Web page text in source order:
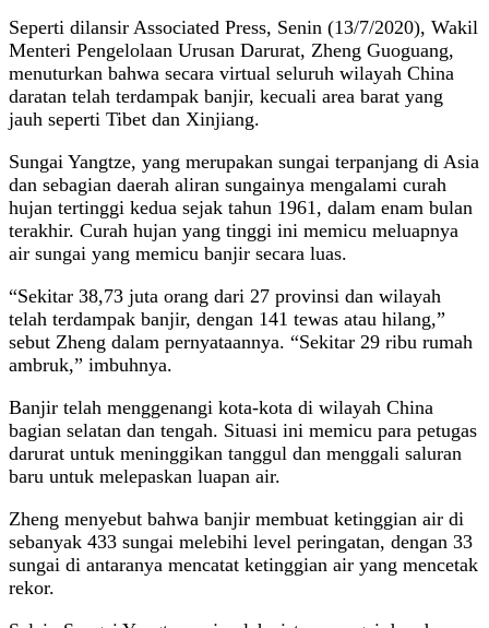
Seperti dilansir Associated Press, Senin (13/7/2020), Wakil
Menteri Pengelolaan Urusan Darurat, Zheng Guoguang,
menuturkan bahwa secara virtual seluruh wilayah China
daratan telah terdampak banjir, kecuali area barat yang
jauh seperti Tibet dan Xinjiang.
Sungai Yangtze, yang merupakan sungai terpanjang di Asia
dan sebagian daerah aliran sungainya mengalami curah
hujan tertinggi kedua sejak tahun 1961, dalam enam bulan
terakhir. Curah hujan yang tinggi ini memicu meluapnya
air sungai yang memicu banjir secara luas.
“Sekitar 38,73 juta orang dari 27 provinsi dan wilayah
telah terdampak banjir, dengan 141 tewas atau hilang,”
sebut Zheng dalam pernyataannya. “Sekitar 29 ribu rumah
ambruk,” imbuhnya.
Banjir telah menggenangi kota-kota di wilayah China
bagian selatan dan tengah. Situasi ini memicu para petugas
darurat untuk meninggikan tanggul dan menggali saluran
baru untuk melepaskan luapan air.
Zheng menyebut bahwa banjir membuat ketinggian air di
sebanyak 433 sungai melebihi level peringatan, dengan 33
sungai di antaranya mencatat ketinggian air yang mencetak
rekor.